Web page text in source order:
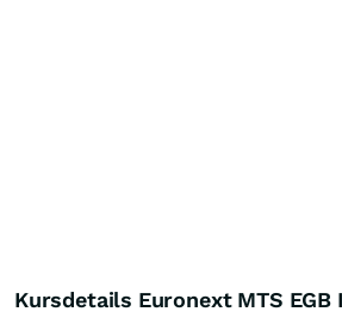
Kursdetails Euronext MTS EGB